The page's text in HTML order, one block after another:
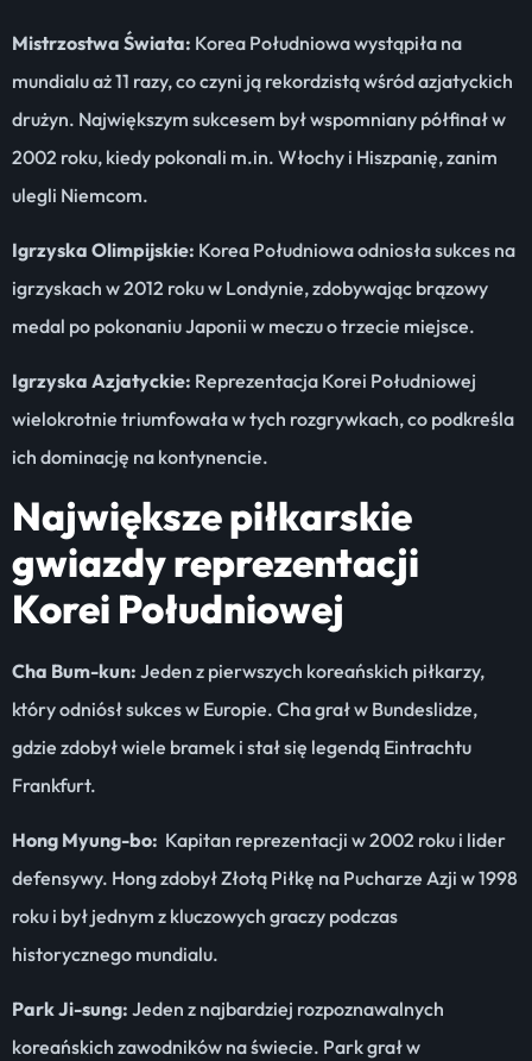
Mistrzostwa Świata: Korea Południowa wystąpiła na
mundialu aż 11 razy, co czyni ją rekordzistą wśród azjatyckich
drużyn. Największym sukcesem był wspomniany półfinał w
2002 roku, kiedy pokonali m.in. Włochy i Hiszpanię, zanim
ulegli Niemcom.
Igrzyska Olimpijskie: Korea Południowa odniosła sukces na
igrzyskach w 2012 roku w Londynie, zdobywając brązowy
medal po pokonaniu Japonii w meczu o trzecie miejsce.
Igrzyska Azjatyckie: Reprezentacja Korei Południowej
wielokrotnie triumfowała w tych rozgrywkach, co podkreśla
ich dominację na kontynencie.
Największe piłkarskie
gwiazdy reprezentacji
Korei Południowej
Cha Bum-kun: Jeden z pierwszych koreańskich piłkarzy,
który odniósł sukces w Europie. Cha grał w Bundeslidze,
gdzie zdobył wiele bramek i stał się legendą Eintrachtu
Frankfurt.
Hong Myung-bo: Kapitan reprezentacji w 2002 roku i lider
defensywy. Hong zdobył Złotą Piłkę na Pucharze Azji w 1998
roku i był jednym z kluczowych graczy podczas
historycznego mundialu.
Park Ji-sung: Jeden z najbardziej rozpoznawalnych
koreańskich zawodników na świecie. Park grał w